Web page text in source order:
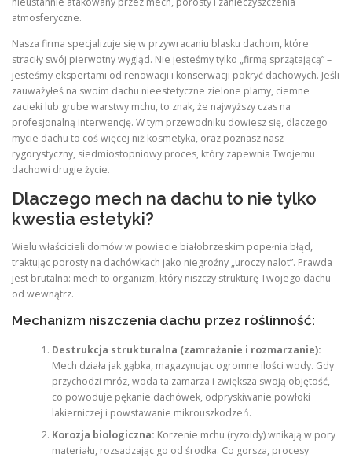
atmosferyczne.
Nasza firma specjalizuje się w przywracaniu blasku dachom, które
straciły swój pierwotny wygląd. Nie jesteśmy tylko „firmą sprzątającą” –
jesteśmy ekspertami od renowacji i konserwacji pokryć dachowych. Jeśli
zauważyłeś na swoim dachu nieestetyczne zielone plamy, ciemne
zacieki lub grube warstwy mchu, to znak, że najwyższy czas na
profesjonalną interwencję. W tym przewodniku dowiesz się, dlaczego
mycie dachu to coś więcej niż kosmetyka, oraz poznasz nasz
rygorystyczny, siedmiostopniowy proces, który zapewnia Twojemu
dachowi drugie życie.
Dlaczego mech na dachu to nie tylko
kwestia estetyki?
Wielu właścicieli domów w powiecie białobrzeskim popełnia błąd,
traktując porosty na dachówkach jako niegroźny „uroczy nalot”. Prawda
jest brutalna: mech to organizm, który niszczy strukturę Twojego dachu
od wewnątrz.
Mechanizm niszczenia dachu przez roślinność:
Destrukcja strukturalna (zamrażanie i rozmarzanie):
Mech działa jak gąbka, magazynując ogromne ilości wody. Gdy
przychodzi mróz, woda ta zamarza i zwiększa swoją objętość,
co powoduje pękanie dachówek, odpryskiwanie powłoki
lakierniczej i powstawanie mikrouszkodzeń.
Korozja biologiczna: Korzenie mchu (ryzoidy) wnikają w pory
materiału, rozsadzając go od środka. Co gorsza, procesy